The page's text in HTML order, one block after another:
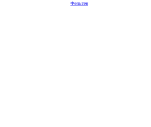
Фельтен